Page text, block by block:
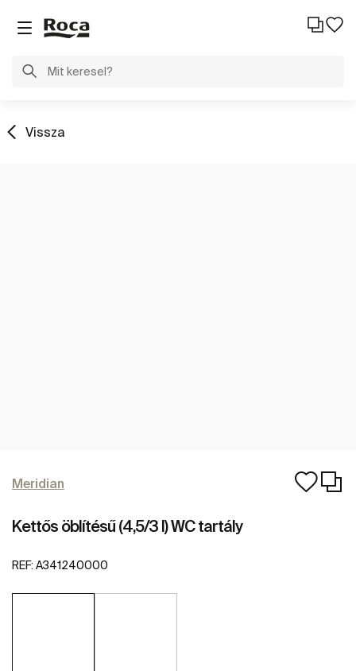
Vissza
Meridian
Kettős öblítésű (4,5/3 l) WC tartály
REF: A341240000